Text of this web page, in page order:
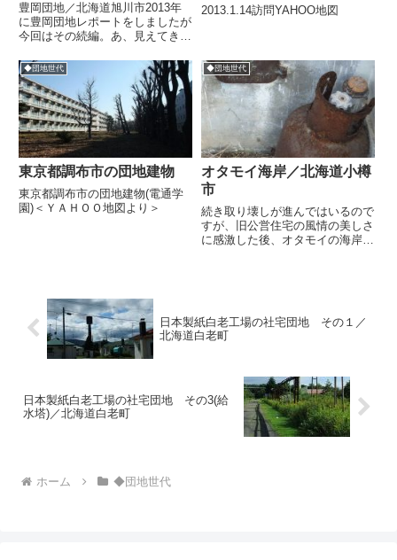
豊岡団地／北海道旭川市2013年
に豊岡団地レポートをしましたが
今回はその続編。あ、見えてき
も見えてきた。「歩知」っていい
名前ですね。歩いて知る・・・ま
さに旅。ほとんど一人旅なのでた
まに記念写真撮ります。・・・
あ...
2013.1.14訪問YAHOO地図
◆団地世代
東京都調布市の団地建物
東京都調布市の団地建物(電通学
園)＜ＹＡＨＯＯ地図より＞
◆団地世代
オタモイ海岸／北海道小樽
市
続き取り壊しが進んではいるので
すが、旧公営住宅の風情の美しさ
に感激した後、オタモイの海岸
な...
日本製紙白老工場の社宅団地 その１／
北海道白老町
日本製紙白老工場の社宅団地 その3(給
水塔)／北海道白老町
ホーム ◆団地世代